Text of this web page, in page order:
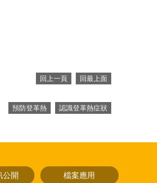
回上一頁 回最上面
預防登革熱 認識登革熱症狀
公開 檔案應用